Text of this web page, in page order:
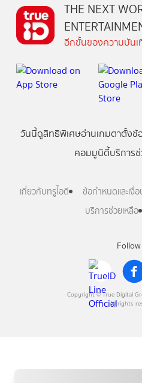
Copyright © True Digital
All rights
THE NEXT
อีกขั้นของความบันเ
วันนี้ดูสิทธิพิเศษอ่านเกมตาตั้งช้
คอมมูนิตี้บริการ
เกี่ยวกับทรูไอดี ข้อกำหนดและเงื่อ
บริการช่วยเหลือ